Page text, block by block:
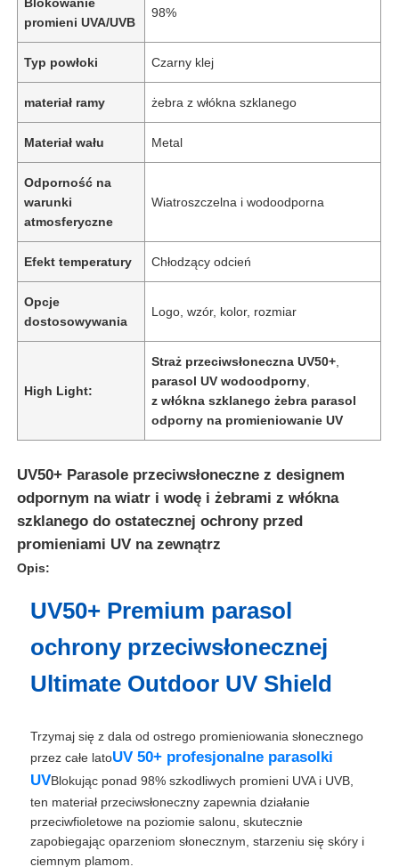
Produkty
O nas
promieni UVA/UVB
98%
Typ powłoki Czarny klej
materiał ramy żebra z włókna szklanego
Materiał wału Metal
Odporność na
warunki
atmosferyczne
Wiatroszczelna i wodoodporna
Efekt temperatury Chłodzący odcień
Opcje
dostosowywania
Logo, wzór, kolor, rozmiar
High Light:
Straż przeciwsłoneczna UV50+
parasol UV wodoodporny
z włókna szklanego żebra parasol
odporny na promieniowanie UV
UV50+ Parasole przeciwsłoneczne z designem
odpornym na wiatr i wodę i żebrami z włókna
szklanego do ostatecznej ochrony przed
promieniami UV na zewnątrz
Opis:
UV50+ Premium parasol
ochrony przeciwsłonecznej
Ultimate Outdoor UV Shield
Trzymaj się z dala od ostrego promieniowania słonecznego
przez całe latoUV 50+ profesjonalne parasolki
UVBlokując ponad 98% szkodliwych promieni UVA i UVB,
ten materiał przeciwsłoneczny zapewnia działanie
przeciwfioletowe na poziomie salonu, skutecznie
zapobiegając oparzeniom słonecznym, starzeniu się skóry i
ciemnym plamom.